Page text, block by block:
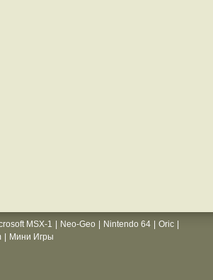
MSX-1 Neo-Geo Nintendo 64 Oric
Мини Игры